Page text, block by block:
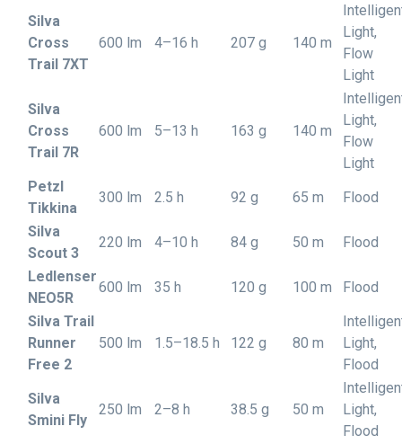
Silva
Cross
Trail 7XT
600 lm 4–16 h 207 g 140 m
Light,
Flow
Light
Silva
Cross
Trail 7R
600 lm 5–13 h 163 g 140 m
Light,
Flow
Light
Petzl
Tikkina
300 lm 2.5 h 92 g 65 m
Flood
Silva
Scout 3
220 lm 4–10 h 84 g 50 m
Flood
Ledlenser
NEO5R
600 lm 35 h 120 g 100 m
Flood
Silva Trail
Runner
Free 2
500 lm 1.5–18.5 h 122 g 80 m
Light,
Flood
Silva
Smini Fly
250 lm 2–8 h 38.5 g 50 m
Light,
Flood